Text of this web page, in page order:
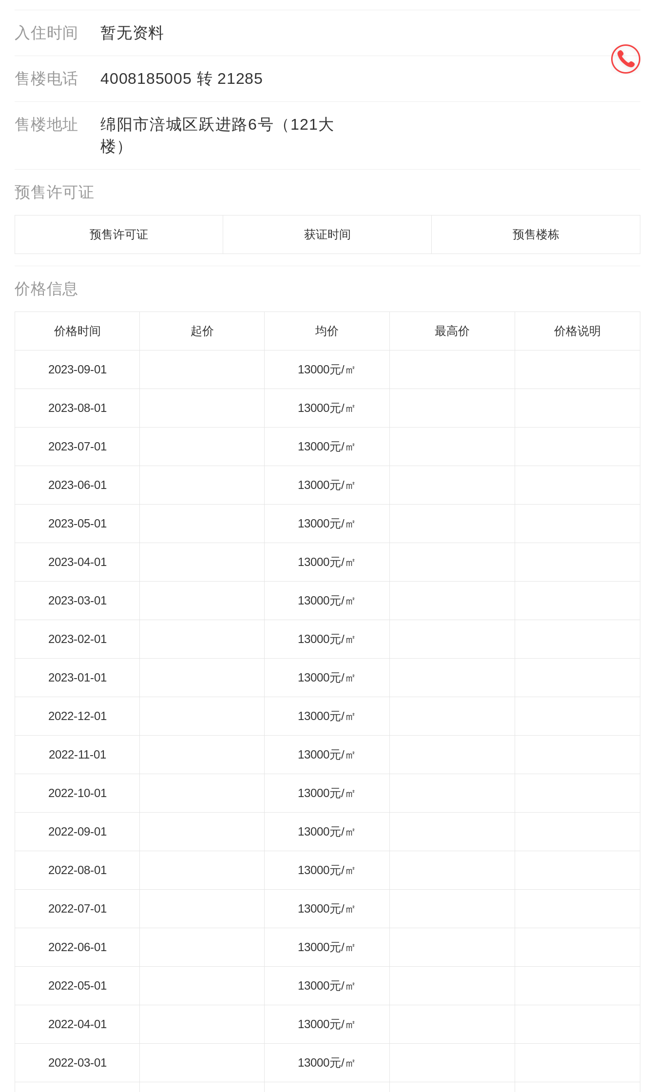
入住时间 暂无资料
售楼电话 4008185005 转 21285
售楼地址
绵阳市涪城区跃进路6号（121大
楼）
预售许可证
预售许可证 获证时间 预售楼栋
价格信息
价格时间 起价 均价 最高价 价格说明
2023-09-01 13000元/㎡
2023-08-01 13000元/㎡
2023-07-01 13000元/㎡
2023-06-01 13000元/㎡
2023-05-01 13000元/㎡
2023-04-01 13000元/㎡
2023-03-01 13000元/㎡
2023-02-01 13000元/㎡
2023-01-01 13000元/㎡
2022-12-01 13000元/㎡
2022-11-01 13000元/㎡
2022-10-01 13000元/㎡
2022-09-01 13000元/㎡
2022-08-01 13000元/㎡
2022-07-01 13000元/㎡
2022-06-01 13000元/㎡
2022-05-01 13000元/㎡
2022-04-01 13000元/㎡
2022-03-01 13000元/㎡